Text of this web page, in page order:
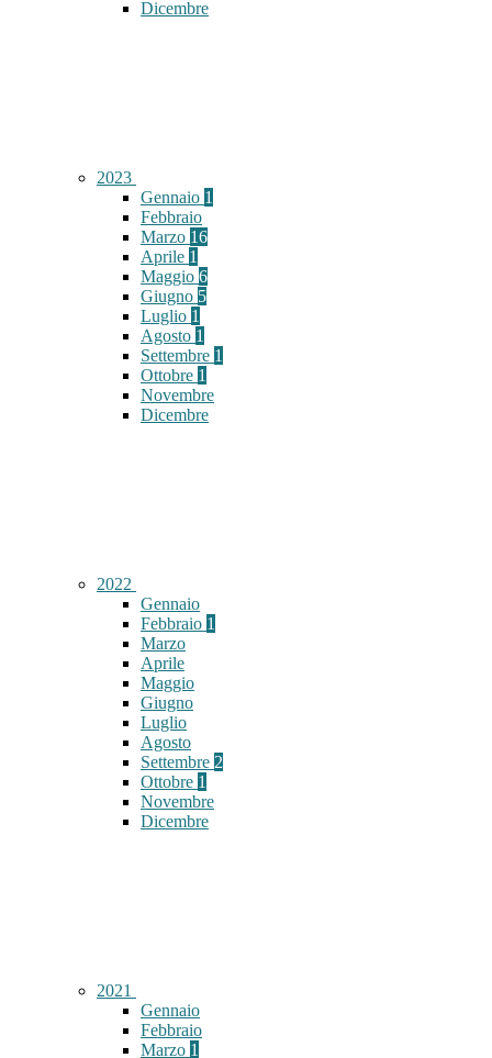
Dicembre
2023
Gennaio 1
Febbraio
Marzo 16
Aprile 1
Maggio 6
Giugno 5
Luglio 1
Agosto 1
Settembre 1
Ottobre 1
Novembre
Dicembre
2022
Gennaio
Febbraio 1
Marzo
Aprile
Maggio
Giugno
Luglio
Agosto
Settembre 2
Ottobre 1
Novembre
Dicembre
2021
Gennaio
Febbraio
Marzo 1